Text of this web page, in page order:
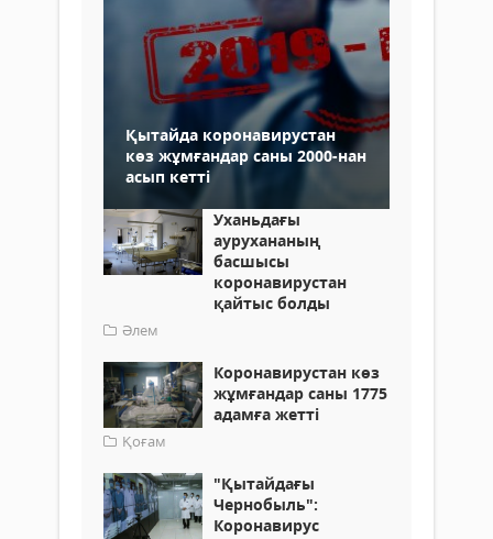
Қытайда коронавирустан
көз жұмғандар саны 2000-нан
асып кетті
Уханьдағы
аурухананың
басшысы
коронавирустан
қайтыс болды
Әлем
Коронавирустан көз
жұмғандар саны 1775
адамға жетті
Қоғам
"Қытайдағы
Чернобыль":
Коронавирус